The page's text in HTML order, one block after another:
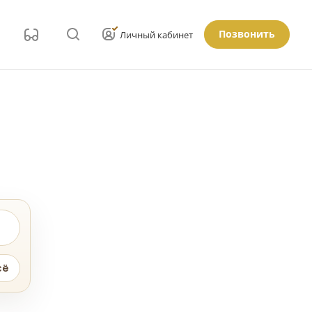
Личный кабинет Позвонить